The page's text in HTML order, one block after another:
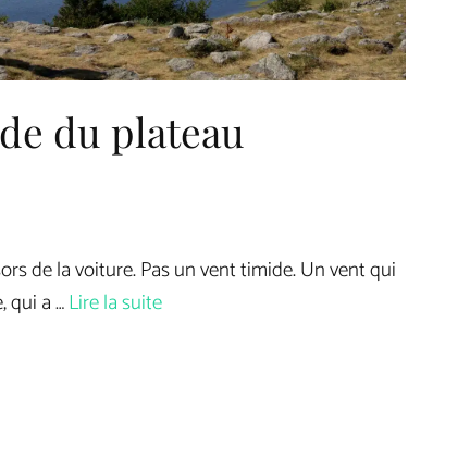
du plateau
de la voiture. Pas un vent timide. Un vent qui
qui a …Lire la suite